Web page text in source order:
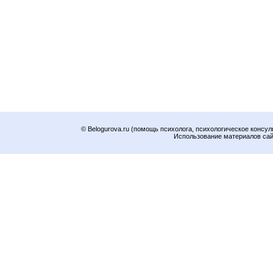
© Belogurova.ru (помощь психолога, психологическое
Использование материалов